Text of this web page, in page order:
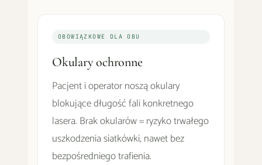
OBOWIĄZKOWE DLA OBU
Okulary ochronne
Pacjent i operator noszą okulary
blokujące długość fali konkretnego
lasera. Brak okularów = ryzyko trwałego
uszkodzenia siatkówki, nawet bez
bezpośredniego trafienia.